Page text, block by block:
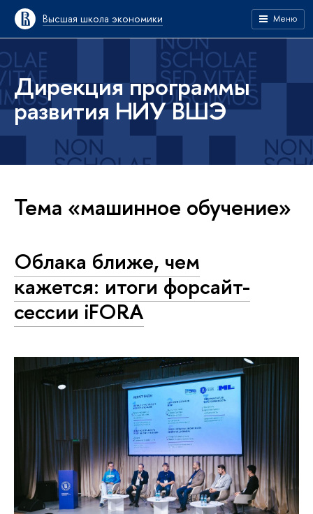
Высшая школа экономики Меню
Дирекция программы
развития НИУ ВШЭ
Тема «машинное обучение»
Облака ближе, чем
кажется: итоги форсайт-
сессии iFORA